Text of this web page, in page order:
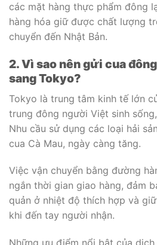
các mặt hàng thực phẩm đông
hàng hóa giữ được chất lượng
chuyển đến Nhật Bản.
2. Vì sao nên gửi cua
sang Tokyo?
Tokyo là trung tâm kinh tế lớn
trung đông người Việt sinh
Nhu cầu sử dụng các loại hải
cua Cà Mau, ngày càng tăng.
Việc vận chuyển bằng đường
ngắn thời gian giao hàng, đảm
quản ở nhiệt độ thích hợp và
khi đến tay người nhận.